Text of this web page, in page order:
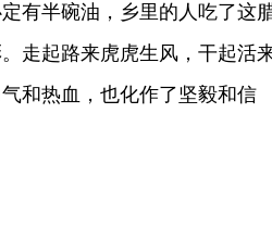
有半碗油，乡里的人吃了这
走起路来虎虎生风，干起活
和热血，也化作了坚毅和信